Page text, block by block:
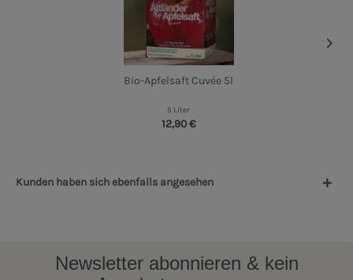
Bio-Apfelsaft Cuvée 5l
5 Liter
12,90 €
Kunden haben sich ebenfalls angesehen
Newsletter abonnieren & kein